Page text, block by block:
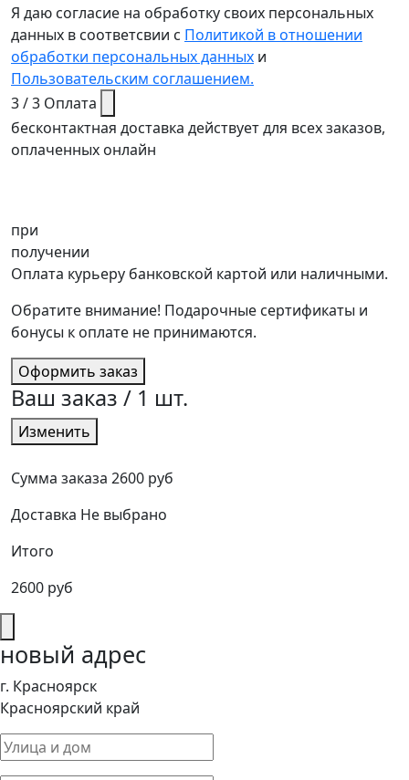
Я даю согласие на обработку своих персональных
данных в соответсвии с Политикой в отношении
обработки персональных данных и
Пользовательским соглашением.
3 / 3 Оплата
бесконтактная доставка действует для всех заказов,
оплаченных онлайн
при
получении
Оплата курьеру банковской картой или наличными.
Обратите внимание! Подарочные сертификаты и
бонусы к оплате не принимаются.
Оформить заказ
Ваш заказ / 1 шт.
Изменить
Сумма заказа 2600 руб
Доставка Не выбрано
Итого
2600 руб
новый адрес
г. Красноярск
Красноярский край